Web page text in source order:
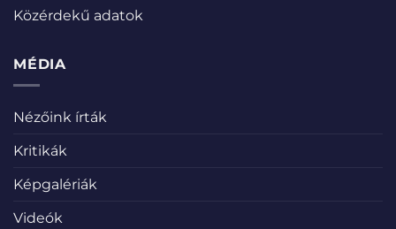
Közérdekű adatok
MÉDIA
Nézőink írták
Kritikák
Képgalériák
Videók